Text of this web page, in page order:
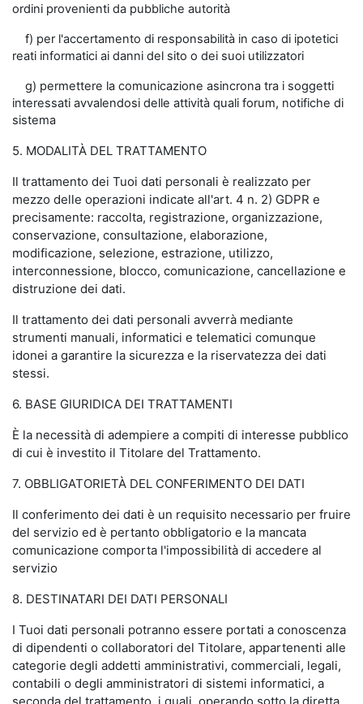
ordini provenienti da pubbliche autorità
f) per l'accertamento di responsabilità in caso di ipotetici
reati informatici ai danni del sito o dei suoi utilizzatori
g) permettere la comunicazione asincrona tra i soggetti
interessati avvalendosi delle attività quali forum, notifiche di
sistema
5. MODALITÀ DEL TRATTAMENTO
Il trattamento dei Tuoi dati personali è realizzato per
mezzo delle operazioni indicate all'art. 4 n. 2) GDPR e
precisamente: raccolta, registrazione, organizzazione,
conservazione, consultazione, elaborazione,
modificazione, selezione, estrazione, utilizzo,
interconnessione, blocco, comunicazione, cancellazione e
distruzione dei dati.
Il trattamento dei dati personali avverrà mediante
strumenti manuali, informatici e telematici comunque
idonei a garantire la sicurezza e la riservatezza dei dati
stessi.
6. BASE GIURIDICA DEI TRATTAMENTI
È la necessità di adempiere a compiti di interesse pubblico
di cui è investito il Titolare del Trattamento.
7. OBBLIGATORIETÀ DEL CONFERIMENTO DEI DATI
Il conferimento dei dati è un requisito necessario per fruire
del servizio ed è pertanto obbligatorio e la mancata
comunicazione comporta l'impossibilità di accedere al
servizio
8. DESTINATARI DEI DATI PERSONALI
I Tuoi dati personali potranno essere portati a conoscenza
di dipendenti o collaboratori del Titolare, appartenenti alle
categorie degli addetti amministrativi, commerciali, legali,
contabili o degli amministratori di sistemi informatici, a